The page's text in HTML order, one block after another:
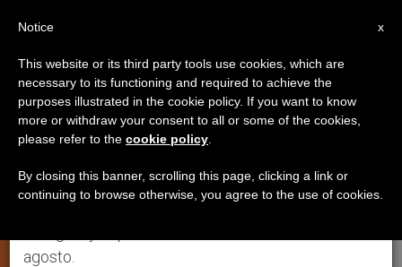
Del sufrimiento al canto de la
misericordia de Dios: sor María
Rosa Pellesi, a los altares
Ha sido beatificada el domingo en la
×
Aviso importante
Del 27 de julio al 7 de agosto haremos la pausa
anual, aprovechando que en el periodo de verano
se generan menos informaciones y también el
agosto.
x
Notice
This website or its third party tools use cookies, which are
necessary to its functioning and required to achieve the
purposes illustrated in the cookie policy. If you want to know
more or withdraw your consent to all or some of the cookies,
please refer to the cookie policy
By closing this banner, scrolling this page, clicking a link or
continuing to browse otherwise, you agree to the use of cookies.